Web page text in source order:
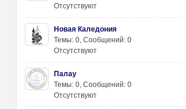
Отсутствуют
Новая Каледония
Темы: 0, Сообщений: 0
Отсутствуют
Палау
Темы: 0, Сообщений: 0
Отсутствуют